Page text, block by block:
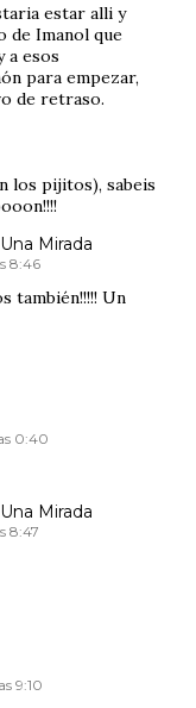
estar alli y
de Imanol que
a esos
para empezar,
de retraso.
los pijitos), sabeis
Mirada
8:46
también!!!!! Un
0:40
Mirada
8:47
9:10